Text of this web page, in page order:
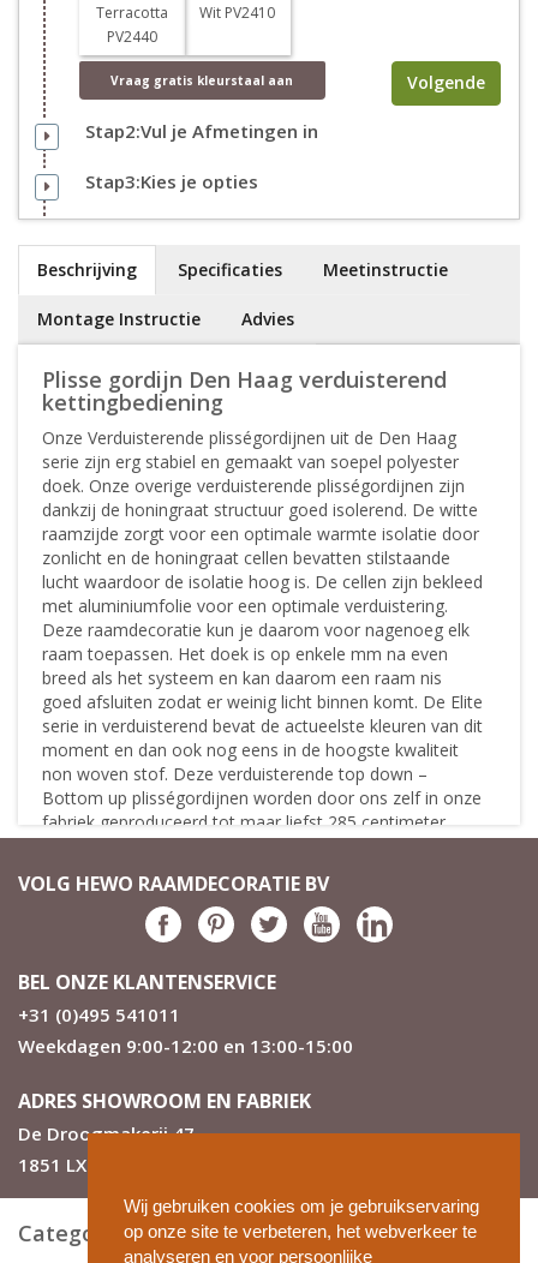
Wij gebruiken cookies om je gebruikservaring
op onze site te verbeteren, het webverkeer te
analyseren en voor persoonlijke
Terracotta
PV2440
Wit PV2410
Vraag gratis kleurstaal aan Volgende
Stap2:Vul je Afmetingen in
Stap3:Kies je opties
Beschrijving Specificaties Meetinstructie
Montage Instructie Advies
Plisse gordijn Den Haag verduisterend
kettingbediening
Onze Verduisterende plisségordijnen uit de Den Haag
serie zijn erg stabiel en gemaakt van soepel polyester
doek. Onze overige verduisterende plisségordijnen zijn
dankzij de honingraat structuur goed isolerend. De witte
raamzijde zorgt voor een optimale warmte isolatie door
zonlicht en de honingraat cellen bevatten stilstaande
lucht waardoor de isolatie hoog is. De cellen zijn bekleed
met aluminiumfolie voor een optimale verduistering.
Deze raamdecoratie kun je daarom voor nagenoeg elk
raam toepassen. Het doek is op enkele mm na even
breed als het systeem en kan daarom een raam nis
goed afsluiten zodat er weinig licht binnen komt. De Elite
serie in verduisterend bevat de actueelste kleuren van dit
moment en dan ook nog eens in de hoogste kwaliteit
non woven stof. Deze verduisterende top down –
Bottom up plisségordijnen worden door ons zelf in onze
fabriek geproduceerd tot maar liefst 285 centimeter
breed.
Verduisterende Plissé gordijnen: op maat
en veelzijdig
down – Bottom up, dat werkt zó! Je kunt naast je raam
hangen waar jij wilt en je zoveel licht en privacy regelen
als er nodig is. Je kunt de bovenzijde als de onderzijde
Zó verdeel je je raam in vlakken en kleed je je huis
verduistering.
verduisterende binnenzijde
Verduisterende Honingraat plissegordijnen isoleren een
VOLG HEWO RAAMDECORATIE BV
BEL ONZE KLANTENSERVICE
+31 (0)495 541011
Weekdagen 9:00-12:00 en 13:00-15:00
ADRES SHOWROOM EN FABRIEK
De Droogmakerij 47
1851 LX Heiloo
Categorieën